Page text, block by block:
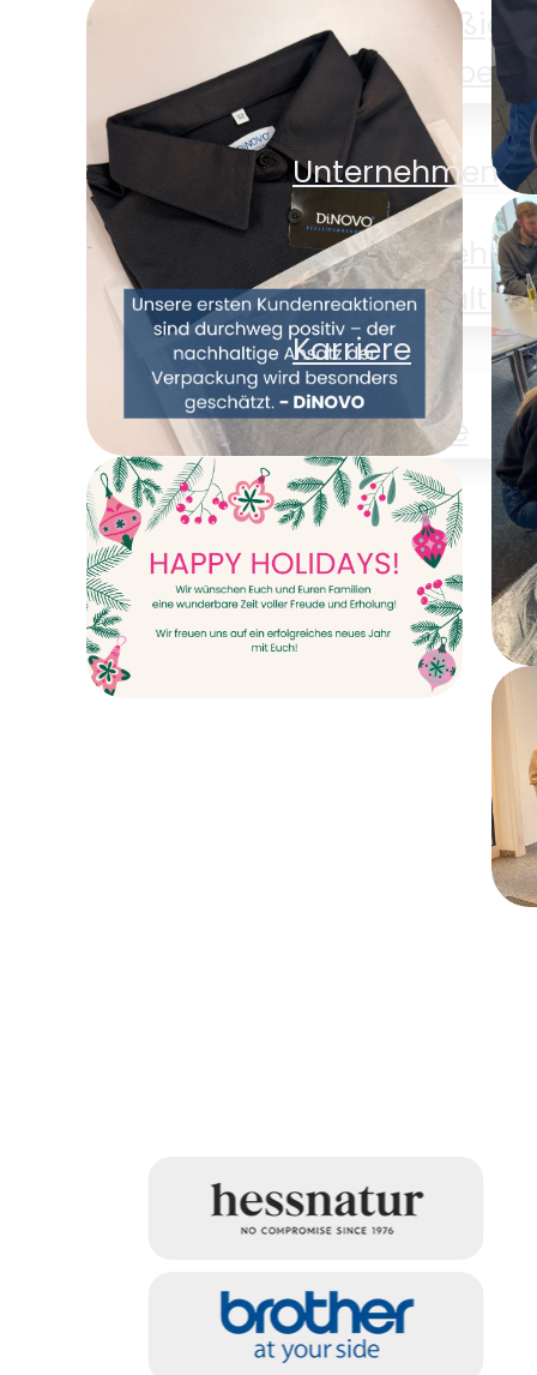
Shop
Unternehmen
Karriere
Karriere
News
Kontakt
Sparkassen
Firmenlauf um den
Möhnesee
Gemeinsam
Verpackung neu
denken – DiNOVO
stellt auf
Papierverpackungen